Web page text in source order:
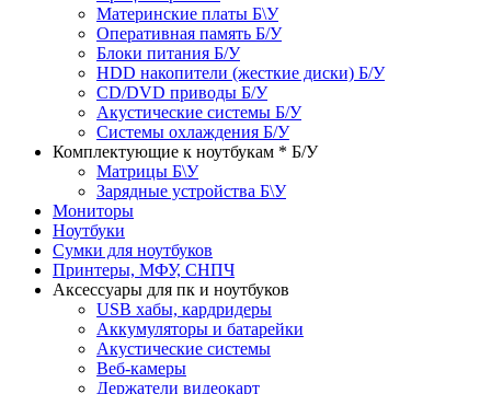
Материнские платы Б\У
Оперативная память Б/У
Блоки питания Б/У
HDD накопители (жесткие диски) Б/У
CD/DVD приводы Б/У
Акустические системы Б/У
Системы охлаждения Б/У
Комплектующие к ноутбукам * Б/У
Матрицы Б\У
Зарядные устройства Б\У
Мониторы
Ноутбуки
Сумки для ноутбуков
Принтеры, МФУ, СНПЧ
Аксессуары для пк и ноутбуков
USB хабы, кардридеры
Аккумуляторы и батарейки
Акустические системы
Веб-камеры
Держатели видеокарт